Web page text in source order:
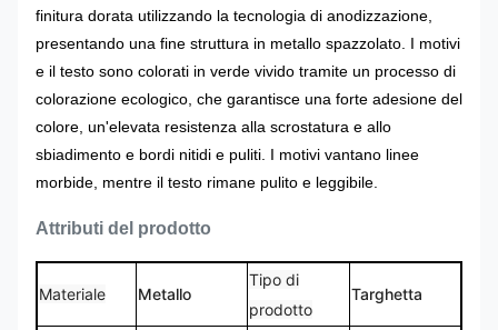
finitura dorata utilizzando la tecnologia di anodizzazione,
presentando una fine struttura in metallo spazzolato. I motivi
e il testo sono colorati in verde vivido tramite un processo di
colorazione ecologico, che garantisce una forte adesione del
colore, un'elevata resistenza alla scrostatura e allo
sbiadimento e bordi nitidi e puliti. I motivi vantano linee
morbide, mentre il testo rimane pulito e leggibile.
Attributi del prodotto
Materiale Metallo
Tipo di
prodotto
Targhetta